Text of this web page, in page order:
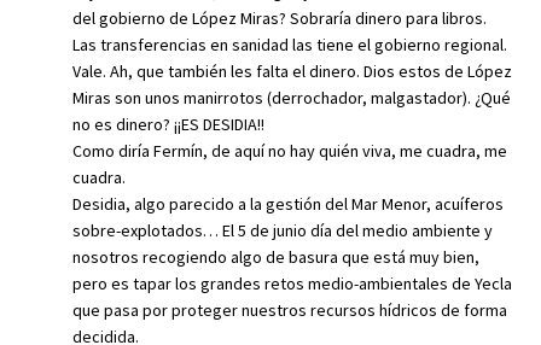
del gobierno de López Miras? Sobraría dinero para libros.
Las transferencias en sanidad las tiene el gobierno regional.
Vale. Ah, que también les falta el dinero. Dios estos de López
Miras son unos manirrotos (derrochador, malgastador). ¿Qué
no es dinero? ¡¡ES DESIDIA!!
Como diría Fermín, de aquí no hay quién viva, me cuadra, me
cuadra.
Desidia, algo parecido a la gestión del Mar Menor, acuíferos
sobre-explotados… El 5 de junio día del medio ambiente y
nosotros recogiendo algo de basura que está muy bien,
pero es tapar los grandes retos medio-ambientales de Yecla
que pasa por proteger nuestros recursos hídricos de forma
decidida.